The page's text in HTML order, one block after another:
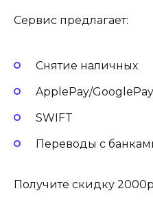
Сервис предлагает:
Снятие наличных
ApplePay/GooglePay
SWIFT
Переводы с
Получите скидку